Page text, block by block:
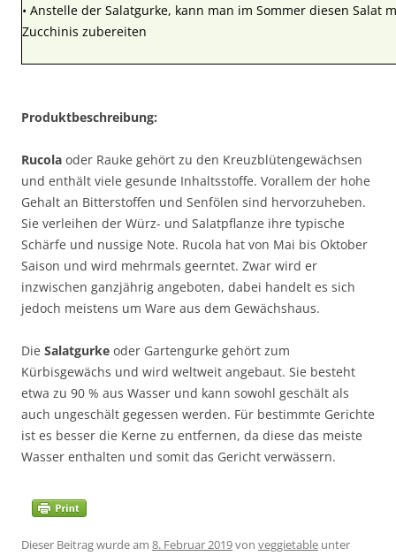
• Anstelle der Salatgurke, kann man im Sommer diesen Salat
Zucchinis zubereiten
Produktbeschreibung:
Rucola oder Rauke gehört zu den Kreuzblütengewächsen
und enthält viele gesunde Inhaltsstoffe. Vorallem der hohe
Gehalt an Bitterstoffen und Senfölen sind hervorzuheben.
Sie verleihen der Würz- und Salatpflanze ihre typische
Schärfe und nussige Note. Rucola hat von Mai bis Oktober
Saison und wird mehrmals geerntet. Zwar wird er
inzwischen ganzjährig angeboten, dabei handelt es sich
jedoch meistens um Ware aus dem Gewächshaus.
Die Salatgurke oder Gartengurke gehört zum
Kürbisgewächs und wird weltweit angebaut. Sie besteht
etwa zu 90 % aus Wasser und kann sowohl geschält als
auch ungeschält gegessen werden. Für bestimmte Gerichte
ist es besser die Kerne zu entfernen, da diese das meiste
Wasser enthalten und somit das Gericht verwässern.
Dieser Beitrag wurde am 8. Februar 2019von veggietable unter